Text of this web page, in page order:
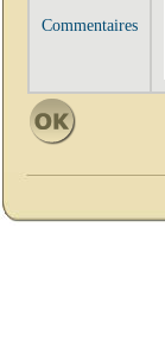
Commentaires